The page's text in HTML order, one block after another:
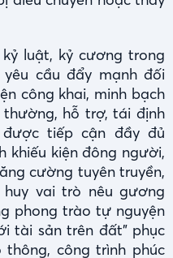
luật, kỷ cương trong
cầu đẩy mạnh đối
công khai, minh bạch
thường, hỗ trợ, tái định
tiếp cận đầy đủ
khiếu kiện đông người,
cường tuyên truyền,
vai trò nêu gương
phong trào tự nguyện
tài sản trên đất” phục
công trình phúc